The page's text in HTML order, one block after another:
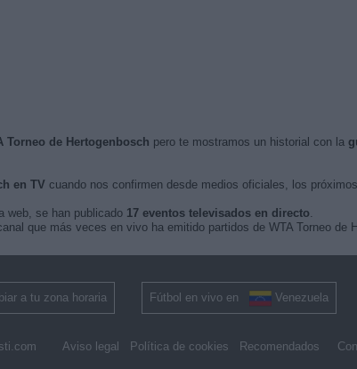
Torneo de Hertogenbosch pero te mostramos un historial con la
en TV cuando nos confirmen desde medios oficiales, los
web, se han publicado 17 eventos televisados en directo.
que más veces en vivo ha emitido partidos de WTA Torneo de
a tu zona horaria Fútbol en vivo en Venezuela
Aviso legal Política de cookies Recomendados